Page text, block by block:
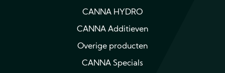
CANNA HYDRO
CANNA Additieven
Overige producten
CANNA Specials